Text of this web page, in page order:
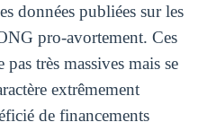
données publiées sur les
pro-avortement. Ces
très massives mais se
extrêmement
de financements